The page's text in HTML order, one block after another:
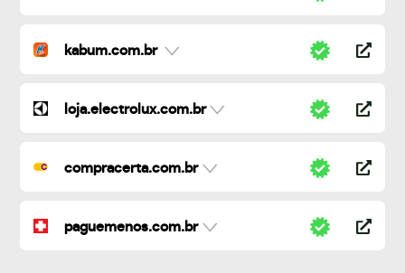
kabum.com.br
loja.electrolux.com.br
compracerta.com.br
paguemenos.com.br